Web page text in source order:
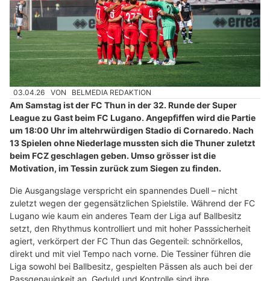
03.04.26 VON BELMEDIA REDAKTION
Am Samstag ist der FC Thun in der 32. Runde der Super
League zu Gast beim FC Lugano. Angepfiffen wird die Partie
um 18:00 Uhr im altehrwürdigen Stadio di Cornaredo. Nach
13 Spielen ohne Niederlage mussten sich die Thuner zuletzt
beim FCZ geschlagen geben. Umso grösser ist die
Motivation, im Tessin zurück zum Siegen zu finden.
Die Ausgangslage verspricht ein spannendes Duell – nicht
zuletzt wegen der gegensätzlichen Spielstile. Während der FC
Lugano wie kaum ein anderes Team der Liga auf Ballbesitz
setzt, den Rhythmus kontrolliert und mit hoher Passsicherheit
agiert, verkörpert der FC Thun das Gegenteil: schnörkellos,
direkt und mit viel Tempo nach vorne. Die Tessiner führen die
Liga sowohl bei Ballbesitz, gespielten Pässen als auch bei der